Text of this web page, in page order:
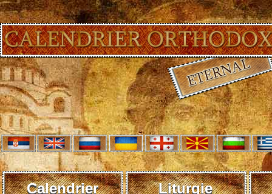
Calendrier Liturgie